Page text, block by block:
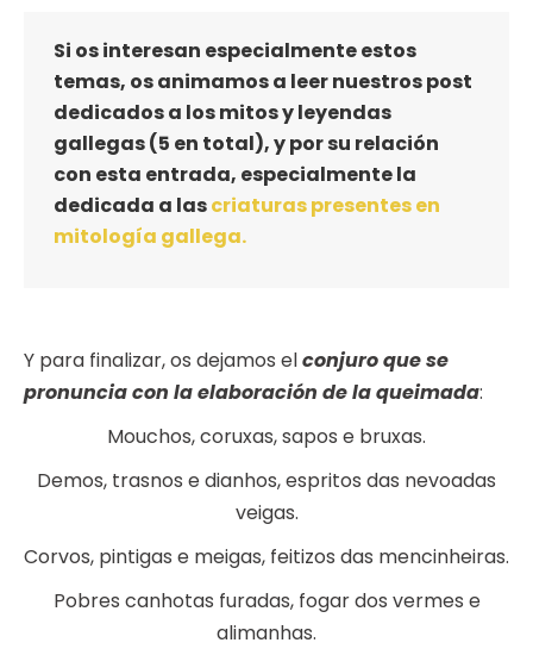
Si os interesan especialmente estos
temas, os animamos a leer nuestros post
dedicados a los mitos y leyendas
gallegas (5 en total), y por su relación
con esta entrada, especialmente la
dedicada a lascriaturas presentes en
mitología gallega.
Y para finalizar, os dejamos elconjuro que se
pronuncia con la elaboración de la queimada:
Mouchos, coruxas, sapos e bruxas.
Demos, trasnos e dianhos, espritos das nevoadas
veigas.
Corvos, pintigas e meigas, feitizos das mencinheiras.
Pobres canhotas furadas, fogar dos vermes e
alimanhas.